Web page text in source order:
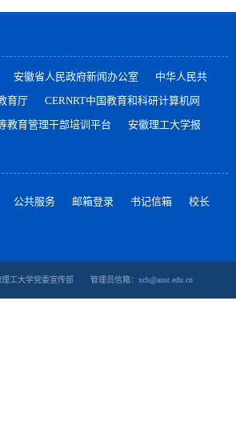
安徽省人民政府新闻办公室
中华人民共
育厅
CERNRT中国教育和科研计算机网
教育管理干部培训平台 安徽理工大学报
公共服务 邮箱登录 书记信箱
校长
工大学党委宣传部 管理员信箱：xcb@aust.edu.cn